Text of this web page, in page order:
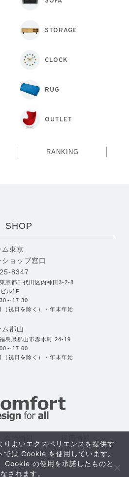
おすすめ
STORAGE
CLOCK
RUG
OUTLET
RANKING
SHOP
ム東京
ョップ窓口
8347
京都千代田区内神田3-2-8
ル1F
～17:30
（祝日を除く）・年末年始
郡山
島県郡山市赤木町 24-19
～17:00
（祝日を除く）・年末年始
by Kawaguchi furniture Co.,ltd.
りよいエクスペリエンスを提供す
では Cookie を使用しています。
Cookie の使用を承諾したものと
されます。